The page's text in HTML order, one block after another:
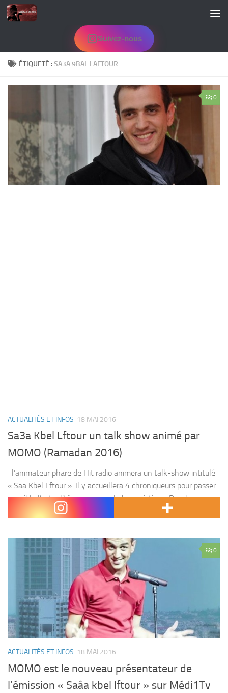
Skip to content
Suivez-nous
ÉTIQUETÉ :SA3A 9BAL LAFTOUR
0
ACTUALITÉS ET INFOS 18 MAI 2016
Sa3a Kbel Lftour un talk show animé par
MOMO (Ramadan 2016)
l’animateur phare de Hit radio animera un talk-show intitulé
« Saa Kbel Lftour ». Il y accueillera 4 chroniqueurs pour passer
au crible l’actualité sous un angle humoristique. Rendez vous
sur Medi1 tv le...
0
ACTUALITÉS ET INFOS 18 MAI 2016
MOMO est le nouveau présentateur de
l’émission « Saâa kbel lftour » sur Médi1Tv